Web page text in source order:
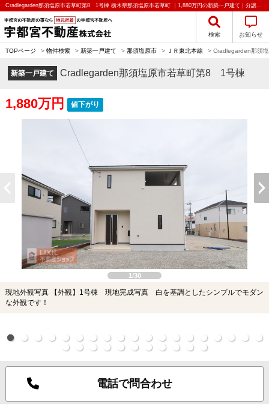
Cradlegarden那須塩原市若草町第8 1号棟 栃木県那須塩原市若草町 ｜1,880万円の新築一戸建て｜分譲住宅や新築物件｜宇都宮不動産株式会社
検索 お知らせ
TOPページ > 物件検索 > 新築一戸建て > 那須塩原市 > ＪＲ東北本線 > Cradlegarden那須
新築一戸建て Cradlegarden那須塩原市若草町第8 1号棟
1,880万円 値下がり
1/30
現地外観写真 【外観】1号棟 現地完成写真 白を基調としたシンプルでモダン
な外観です！
電話で問合わせ